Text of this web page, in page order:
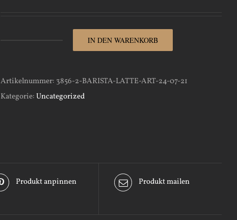
Art-
25-
IN DEN WARENKORB
Artikelnummer: 3856-2-BARISTA-LATTE-ART-24-07-21
Kategorie:Uncategorized
Produkt anpinnen Produkt mailen